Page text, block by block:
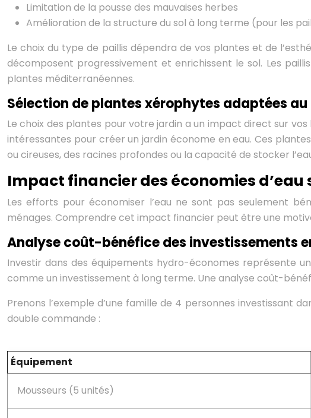
Limitation de la pousse des mauvaises herbes
Amélioration de la structure du sol à long terme (pour les
Le choix du type de paillis dépendra de vos plantes et de
décomposent progressivement et enrichissent le sol. Les
plantes méditerranéennes.
Sélection de plantes xérophytes adaptées
Le choix des plantes pour votre jardin a un impact direct sur
intéressantes pour créer un jardin économe en eau. Ces
ou cireuses, des racines profondes ou la capacité de stocker
Impact financier des économies
Les efforts pour économiser l’eau ne sont pas seulement
ménages. Comprendre cet impact financier peut être une
Analyse coût-bénéfice des investissements
Investir dans des équipements hydro-économes représente
comme un investissement à long terme. Une analyse coût-
Prenons l’exemple d’une famille de 4 personnes investissant
double commande :
Équipement
Mousseurs (5 unités)